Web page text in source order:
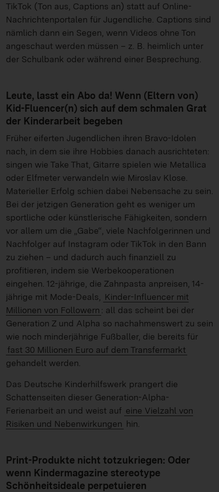
TikTok (Ton aus, Captions an) statt auf Online-
Nachrichtenportalen für Jugendliche. Captions sind
nämlich dann ein Segen, wenn Videos ohne Ton
angeschaut werden müssen – z. B. heimlich unter
der Schulbank oder während einer Besprechung.
Leute, lasst ein Abo da! Wenn (Eltern von)
Kid-Fluencer(n) sich auf dem schmalen Grat
der Kinderarbeit begeben
Früher eiferten Jugendlichen ihren Bravo-Idolen
nach, in dem sie ihre Hobbies danach ausrichteten:
singen wie Take That, Gitarre spielen wie Metallica
oder Elfmeter verwandeln wie Miroslav Klose.
Materieller Erfolg schien dabei Nebensache zu sein.
Bei der jetzigen Generation geht es weniger um
sportliche oder künstlerische Fähigkeiten, sondern
vor allem um die „Gabe“, viele Nachfolgerinnen und
Nachfolger auf Instagram oder TikTok in den Bann
zu ziehen – und dadurch auch finanziell zu
profitieren, indem sie Werbekooperationen
eingehen. 12-jährige, die Zahnpasta anpreisen, 14-
jährige mit Mode-Deals,
Kinder-Influencer mit
Millionen von Followern : all das scheint bei der
Generation Z und Alpha so nachahmenswert zu sein
wie noch minderjährige Fußballer, die bereits für
fast 30 Millionen Euro auf dem Transfermarkt
gehandelt werden.
Das Deutsche Kinderhilfswerk prangert die
Schattenseiten dieser Generation-Alpha-
Ferienarbeit an und weist auf eine Vielzahl von
Risiken und Nebenwirkungen hin.
Print-Produkte nicht totzukriegen: Oder
wenn Kindermagazine stereotype
Schönheitsideale perpetuieren